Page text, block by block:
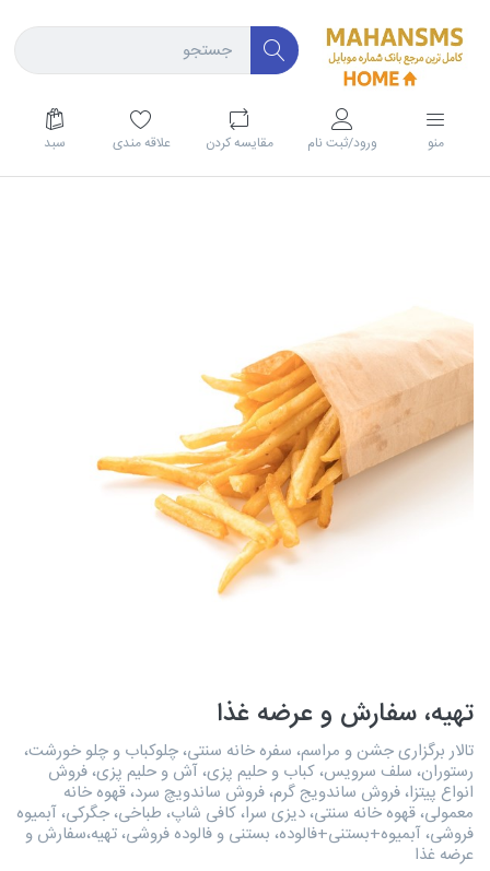
منو ورود/ثبت نام مقايسه كردن علاقه مندی سبد
تهیه، سفارش و عرضه غذا
تالار برگزاری جشن و مراسم، سفره خانه سنتی، چلوکباب و چلو خورشت،
رستوران، سلف سرویس، کباب و حلیم پزی، آش و حلیم پزی، فروش
انواع پیتزا، فروش ساندویج گرم، فروش ساندویچ سرد، قهوه خانه
معمولی، قهوه خانه سنتی، دیزی سرا، کافی شاپ، طباخی، جگرکی، آبمیوه
فروشی، آبمیوه+بستنی+فالوده، بستنی و فالوده فروشی، تهیه،سفارش و
عرضه غذا